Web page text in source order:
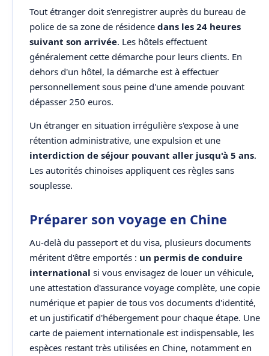
Tout étranger doit s'enregistrer auprès du bureau de
police de sa zone de résidence dans les 24 heures
suivant son arrivée. Les hôtels effectuent
généralement cette démarche pour leurs clients. En
dehors d'un hôtel, la démarche est à effectuer
personnellement sous peine d'une amende pouvant
dépasser 250 euros.
Un étranger en situation irrégulière s'expose à une
rétention administrative, une expulsion et une
interdiction de séjour pouvant aller jusqu'à 5 ans.
Les autorités chinoises appliquent ces règles sans
souplesse.
Préparer son voyage en Chine
Au-delà du passeport et du visa, plusieurs documents
méritent d'être emportés : un permis de conduire
international si vous envisagez de louer un véhicule,
une attestation d'assurance voyage complète, une copie
numérique et papier de tous vos documents d'identité,
et un justificatif d'hébergement pour chaque étape. Une
carte de paiement internationale est indispensable, les
espèces restant très utilisées en Chine, notamment en